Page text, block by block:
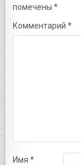
помечены*
Комментарий*
Имя*